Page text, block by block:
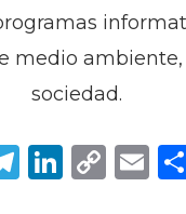
medio
sociedad.
Telegram
Copy